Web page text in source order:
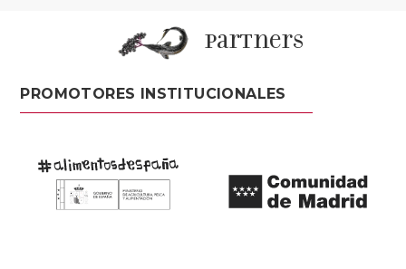
partners
PROMOTORES INSTITUCIONALES